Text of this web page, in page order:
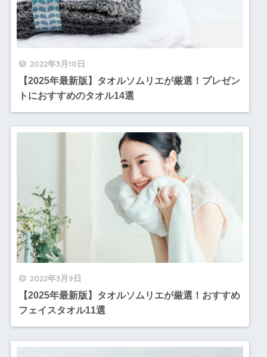
2022年3月10日
【2025年最新版】タオルソムリエが厳選！プレゼン
トにおすすめのタオル14選
2022年3月9日
【2025年最新版】タオルソムリエが厳選！おすすめ
フェイスタオル11選